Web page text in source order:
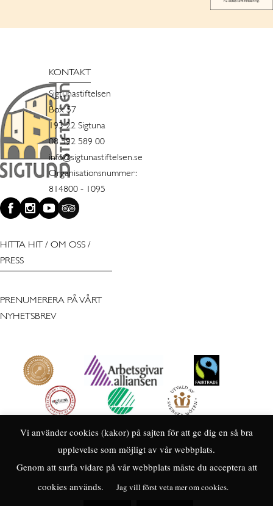
KONTAKT
Sigtunastiftelsen
Box 57
193 22 Sigtuna
08 592 589 00
info@sigtunastiftelsen.se
Organisationsnummer:
814800 - 1095
HITTA HIT / OM OSS /
PRESS
PRENUMERERA PÅ VÅRT
NYHETSBREV
Vi använder cookies (kakor) på sajten för att ge dig en så bra
upplevelse som möjligt av vår webbplats.
Genom att surfa vidare på vår webbplats måste du acceptera att
cookies används.
Jag vill först veta mer om cookies.